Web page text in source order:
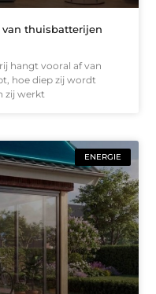
thuisbatterijen
hangt vooral af van
hoe diep zij wordt
zij werkt
ENERGIE